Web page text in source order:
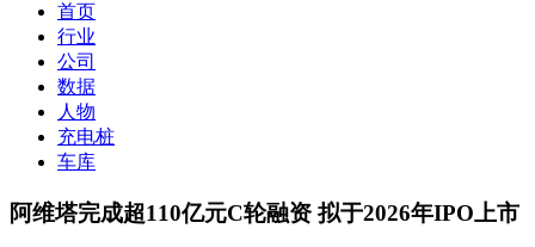
首页
行业
公司
数据
人物
充电桩
车库
阿维塔完成超110亿元C轮融资 拟于2026年IPO上市